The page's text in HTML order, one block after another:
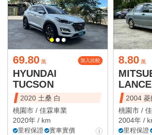
69.80 萬 加入比較
HYUNDAI
TUCSON
2020 土桑 白
桃園市 / 佳霖車業
2020年 / km
里程保證
實車實價
8.80 萬
2004 菱
桃園市 /
2004年 /
里程保證